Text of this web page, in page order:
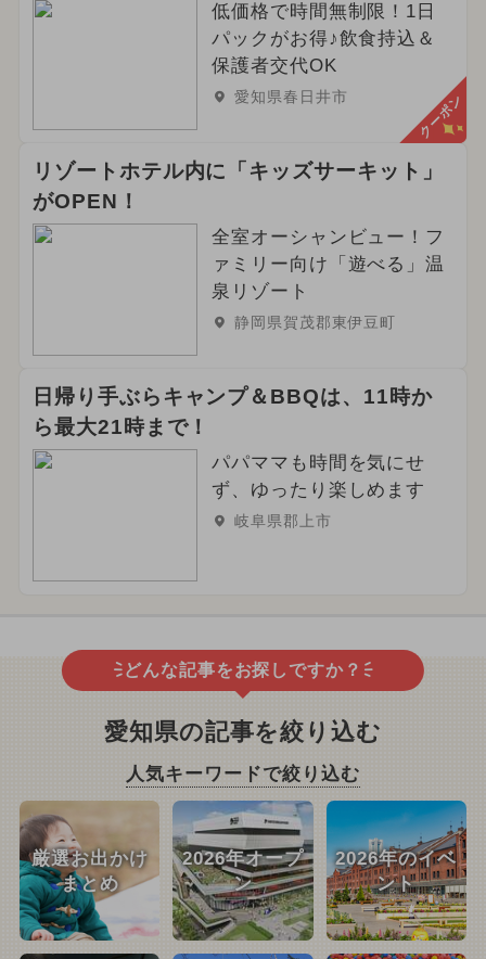
低価格で時間無制限！1日
パックがお得♪飲食持込＆
保護者交代OK
愛知県春日井市 クーポン
リゾートホテル内に「キッズサーキット」
がOPEN！
全室オーシャンビュー！フ
ァミリー向け「遊べる」温
泉リゾート
静岡県賀茂郡東伊豆町
日帰り手ぶらキャンプ＆BBQは、11時か
ら最大21時まで！
パパママも時間を気にせ
ず、ゆったり楽しめます
岐阜県郡上市
どんな記事をお探しですか？
愛知県の記事を絞り込む
人気キーワードで絞り込む
厳選お出かけ
まとめ
2026年オープ
ン
2026年のイベ
ント